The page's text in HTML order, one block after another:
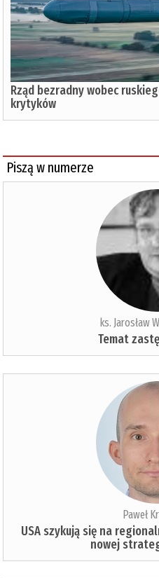
Rząd bezradny wobec
krytyków
Piszą w numerze
ks. Jarosław
Temat
Paweł
USA szykują się na
nowej